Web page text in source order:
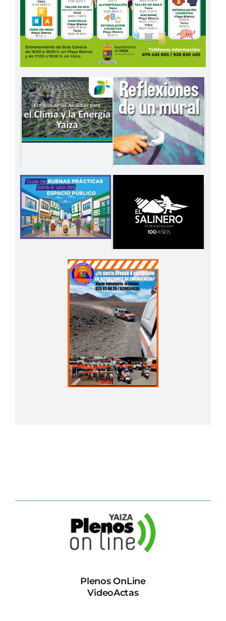
Plenos OnLine
VideoActas